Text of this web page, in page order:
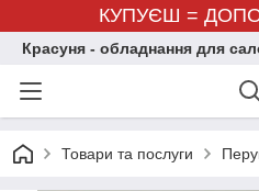
КУПУЄШ =
Красуня - обладнання для
Товари та послуги